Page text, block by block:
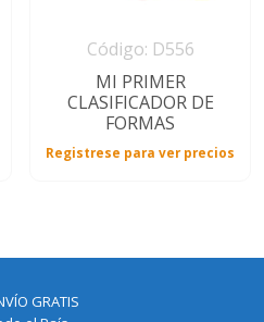
Código: D556
MI PRIMER
CLASIFICADOR DE
FORMAS
Registrese para ver precios
GRATIS